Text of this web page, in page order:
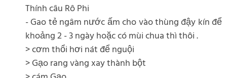
Thính câu Rô Phi
- Gao tẻ ngâm nước ấm cho vào thùng đậy kín để
khoảng 2 - 3 ngày hoặc có mùi chua thì thôi .
> cơm thổi hơi nát để nguội
> Gạo rang vàng xay thành bột